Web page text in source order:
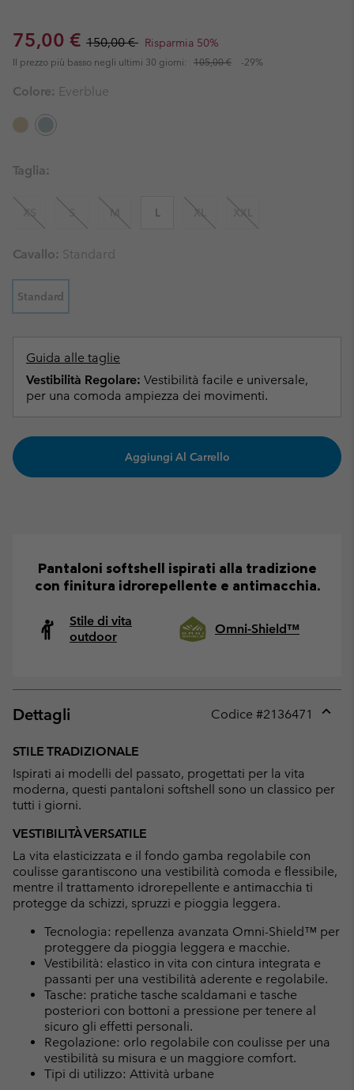
Sale price:
75,00 € Regular price:
150,00 € Risparmia 50%
Il prezzo più basso negli ultimi 30 giorni: 105,00 € -29%
Colore: Everblue
Taglia:
XS S M L XL XXL
Cavallo: Standard
Standard
Guida alle taglie
Vestibilità Regolare: Vestibilità facile e universale,
per una comoda ampiezza dei movimenti.
Aggiungi Al Carrello
Pantaloni softshell ispirati alla tradizione
con finitura idrorepellente e antimacchia.
Stile di vita
outdoor
Omni-Shield™
Dettagli Codice #2136471
STILE TRADIZIONALE
Ispirati ai modelli del passato, progettati per la vita
moderna, questi pantaloni softshell sono un classico per
tutti i giorni.
VESTIBILITÀ VERSATILE
La vita elasticizzata e il fondo gamba regolabile con
coulisse garantiscono una vestibilità comoda e flessibile,
mentre il trattamento idrorepellente e antimacchia ti
protegge da schizzi, spruzzi e pioggia leggera.
Tecnologia: repellenza avanzata Omni-Shield™ per
proteggere da pioggia leggera e macchie.
Vestibilità: elastico in vita con cintura integrata e
passanti per una vestibilità aderente e regolabile.
Tasche: pratiche tasche scaldamani e tasche
posteriori con bottoni a pressione per tenere al
sicuro gli effetti personali.
Regolazione: orlo regolabile con coulisse per una
vestibilità su misura e un maggiore comfort.
Tipi di utilizzo: Attività urbane